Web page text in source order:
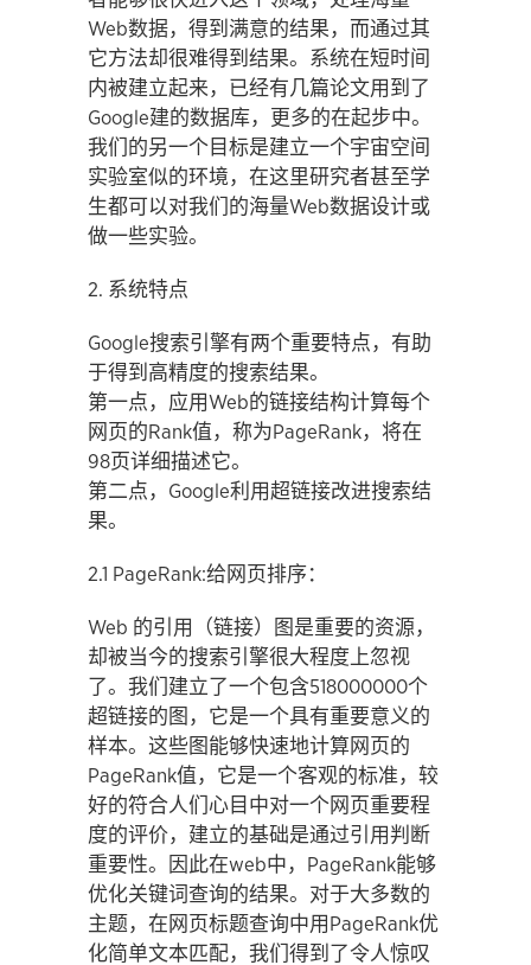
Web数据，得到满意的结果，而通过其
它方法却很难得到结果。系统在短时间
内被建立起来，已经有几篇论文用到了
Google建的数据库，更多的在起步中。
我们的另一个目标是建立一个宇宙空间
实验室似的环境，在这里研究者甚至学
生都可以对我们的海量Web数据设计或
做一些实验。
2. 系统特点
Google搜索引擎有两个重要特点，有助
于得到高精度的搜索结果。
第一点，应用Web的链接结构计算每个
网页的Rank值，称为PageRank，将在
98页详细描述它。
第二点，Google利用超链接改进搜索结
果。
2.1 PageRank:给网页排序：
Web 的引用（链接）图是重要的资源，
却被当今的搜索引擎很大程度上忽视
了。我们建立了一个包含518000000个
超链接的图，它是一个具有重要意义的
样本。这些图能够快速地计算网页的
PageRank值，它是一个客观的标准，较
好的符合人们心目中对一个网页重要程
度的评价，建立的基础是通过引用判断
重要性。因此在web中，PageRank能够
优化关键词查询的结果。对于大多数的
主题，在网页标题查询中用PageRank优
化简单文本匹配，我们得到了令人惊叹